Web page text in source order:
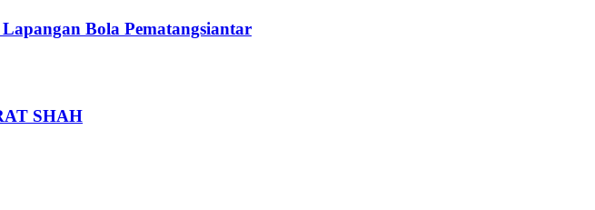
Bola Pematangsiantar
SHAH